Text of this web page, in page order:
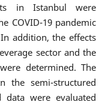
in Istanbul were
COVID-19 pandemic
addition, the effects
sector and the
determined. The
the semi-structured
data were evaluated